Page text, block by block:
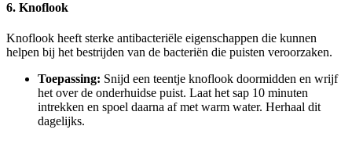
6. Knoflook
Knoflook heeft sterke antibacteriële eigenschappen die kunnen
helpen bij het bestrijden van de bacteriën die puisten veroorzaken.
Toepassing: Snijd een teentje knoflook doormidden en wrijf
het over de onderhuidse puist. Laat het sap 10 minuten
intrekken en spoel daarna af met warm water. Herhaal dit
dagelijks.